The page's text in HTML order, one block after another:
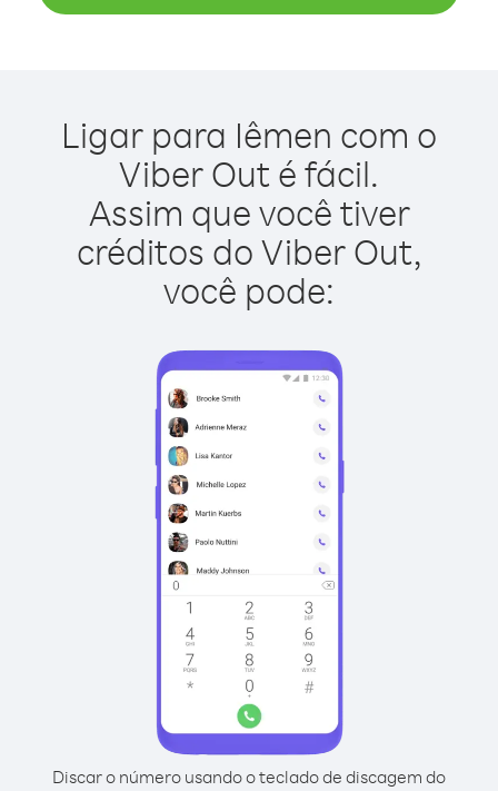
Ligar para Iêmen com o
Viber Out é fácil.
Assim que você tiver
créditos do Viber Out,
você pode:
Discar o número usando o teclado de discagem do